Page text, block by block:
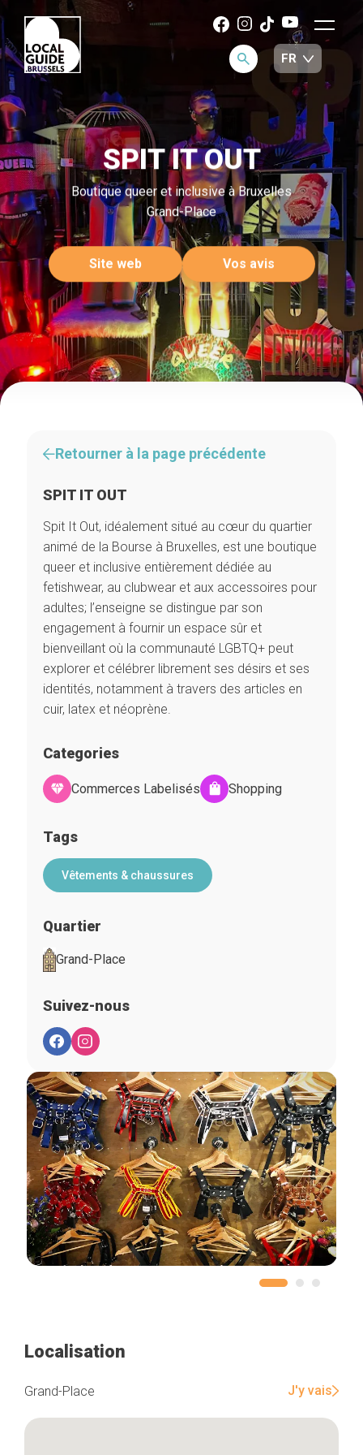
SPIT IT OUT
Boutique queer et inclusive à Bruxelles
Grand-Place
Site web Vos avis
Retourner à la page précédente
SPIT IT OUT
Spit It Out, idéalement situé au cœur du quartier
animé de la Bourse à Bruxelles, est une boutique
queer et inclusive entièrement dédiée au
fetishwear, au clubwear et aux accessoires pour
adultes; l’enseigne se distingue par son
engagement à fournir un espace sûr et
bienveillant où la communauté LGBTQ+ peut
explorer et célébrer librement ses désirs et ses
identités, notamment à travers des articles en
cuir, latex et néoprène.
Categories
Commerces Labelisés Shopping
Tags
Vêtements & chaussures
Quartier
Grand-Place
Suivez-nous
Localisation
Grand-Place J'y vais